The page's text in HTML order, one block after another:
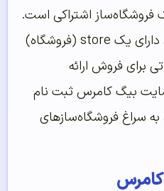
اشتراکی است.
این افزونه فروشگاه‌ساز خود دارای یک store (فروشگاه)
برای فروش ارائه
بیگ کامرس ثبت نام
به سراغ فروشگاه‌سازهای
کامرس